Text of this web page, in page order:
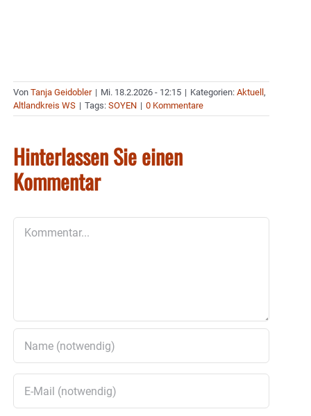
Von Tanja Geidobler | Mi. 18.2.2026 - 12:15 | Kategorien: Aktuell ,
Altlandkreis WS | Tags: SOYEN | 0 Kommentare
Hinterlassen Sie einen
Kommentar